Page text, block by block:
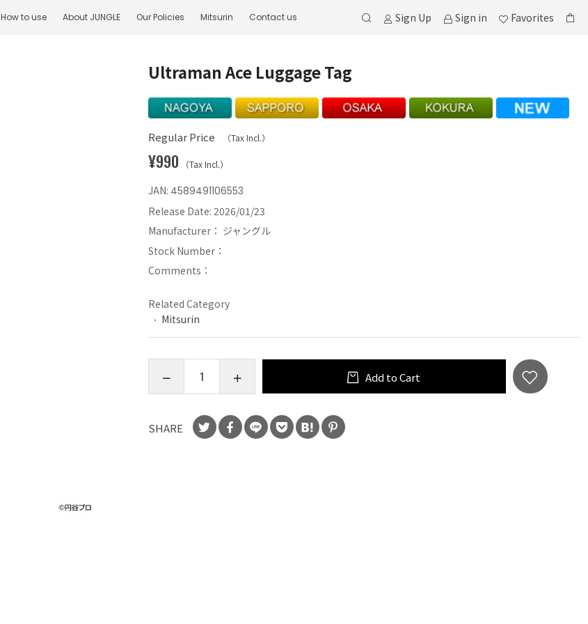
How to use About JUNGLE Our Policies Mitsurin Contact us Sign Up Sign in Favorites
Ultraman Ace Luggage Tag
Regular Price （Tax Incl.）
¥990 （Tax Incl.）
JAN: 4589491106553
Release Date: 2026/01/23
Manufacturer： ジャングル
Stock Number：
Comments：
Related Category
Mitsurin
Add to Cart
SHARE